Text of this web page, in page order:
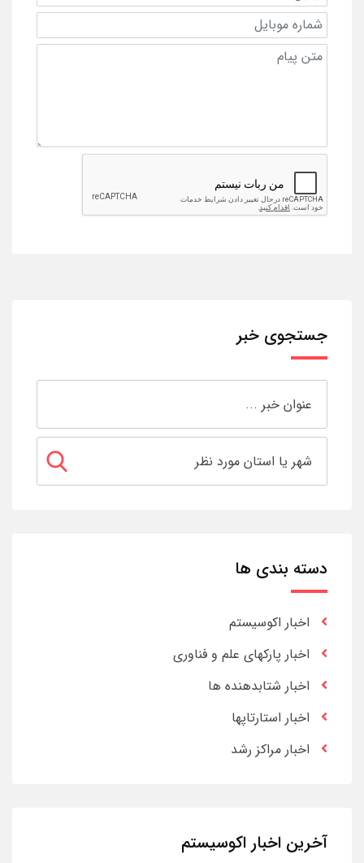
جستجوی خبر
دسته بندی ها
اخبار اکوسیستم
اخبار پارکهای علم و فناوری
اخبار شتابدهنده ها
اخبار استارتاپها
اخبار مراکز رشد
آخرین اخبار اکوسیستم